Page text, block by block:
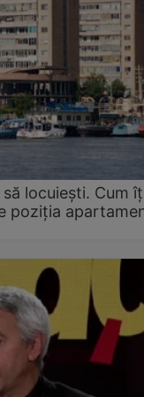
locuiești. Cum
poziția